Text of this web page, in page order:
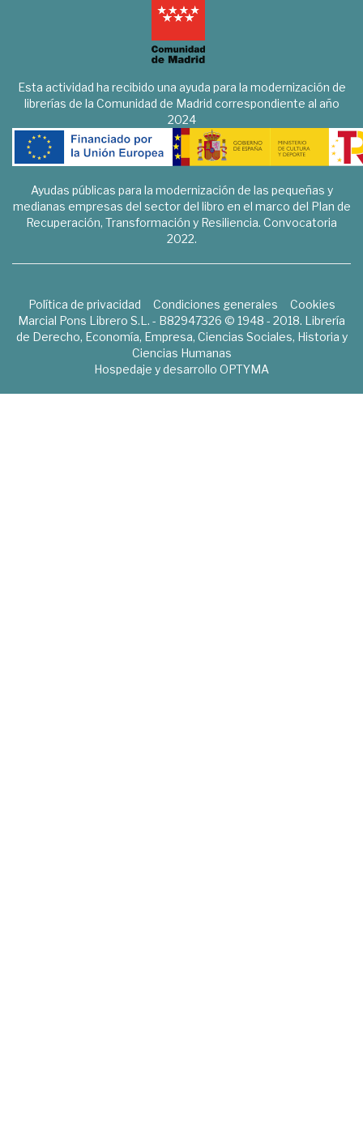
Esta actividad ha recibido una ayuda para la modernización de
librerías de la Comunidad de Madrid correspondiente al año
2024
Ayudas públicas para la modernización de las pequeñas y
medianas empresas del sector del libro en el marco del Plan de
Recuperación, Transformación y Resiliencia. Convocatoria
2022.
Política de privacidad Condiciones generales
Cookies
Marcial Pons Librero S.L. - B82947326 © 1948 - 2018. Librería
de Derecho, Economía, Empresa, Ciencias Sociales, Historia y
Ciencias Humanas
Hospedaje y desarrollo OPTYMA